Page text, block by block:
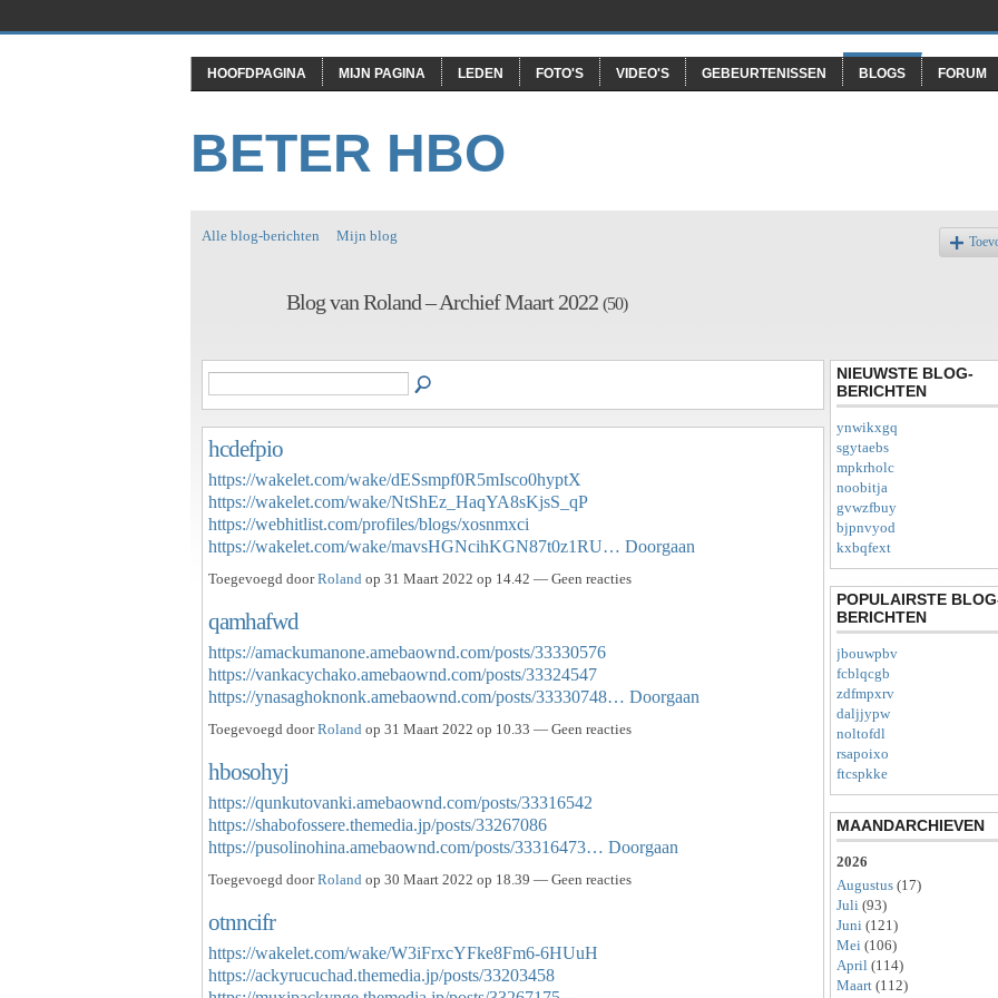
HOOFDPAGINA MIJN PAGINA LEDEN FOTO'S VIDEO'S GEBEURTENISSEN BLOGS FORUM
BETER HBO
Alle blog-berichten Mijn blog
Blog van Roland – Archief Maart 2022 (50)
hcdefpio
https://wakelet.com/wake/dESsmpf0R5mIsco0hyptX
https://wakelet.com/wake/NtShEz_HaqYA8sKjsS_qP
https://webhitlist.com/profiles/blogs/xosnmxci
https://wakelet.com/wake/mavsHGNcihKGN87t0z1RU… Doorgaan
Toegevoegd doorRoland op 31 Maart 2022 op 14.42 — Geen reacties
qamhafwd
https://amackumanone.amebaownd.com/posts/33330576
https://vankacychako.amebaownd.com/posts/33324547
https://ynasaghoknonk.amebaownd.com/posts/33330748… Doorgaan
Toegevoegd doorRoland op 31 Maart 2022 op 10.33 — Geen reacties
hbosohyj
https://qunkutovanki.amebaownd.com/posts/33316542
https://shabofossere.themedia.jp/posts/33267086
https://pusolinohina.amebaownd.com/posts/33316473… Doorgaan
Toegevoegd doorRoland op 30 Maart 2022 op 18.39 — Geen reacties
otnncifr
https://wakelet.com/wake/W3iFrxcYFke8Fm6-6HUuH
https://ackyrucuchad.themedia.jp/posts/33203458
NIEUWSTE BLOG-
BERICHTEN
ynwikxgq
sgytaebs
mpkrholc
noobitja
gvwzfbuy
bjpnvyod
kxbqfext
POPULAIRSTE
BERICHTEN
jbouwpbv
fcblqcgb
zdfmpxrv
daljjypw
noltofdl
rsapoixo
ftcspkke
MAANDARCHIEVEN
2026
Augustus (17)
Juli (93)
Juni (121)
Mei (106)
April (114)
Maart (112)